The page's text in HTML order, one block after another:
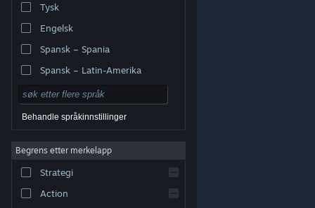
© Valve Corporation. Alle rettigheter reservert. Alle
Retningslinjer for personvern
Tilgjengelighet
|Steams abonnementsavtale
Refusjoner
Tysk
Engelsk
Spansk – Spania
Spansk – Latin-Amerika
Behandle språkinnstillinger
Begrens etter merkelapp
Strategi
Action